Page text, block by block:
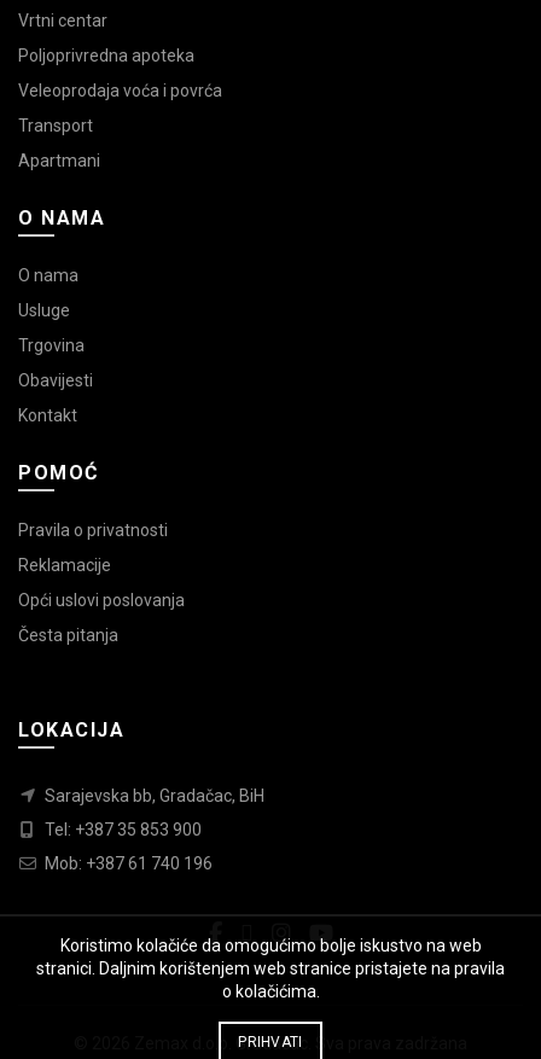
Vrtni centar
Poljoprivredna apoteka
Veleoprodaja voća i povrća
Transport
Apartmani
O NAMA
O nama
Usluge
Trgovina
Obavijesti
Kontakt
POMOĆ
Pravila o privatnosti
Reklamacije
Opći uslovi poslovanja
Česta pitanja
LOKACIJA
Sarajevska bb, Gradačac, BiH
Tel: +387 35 853 900
Mob: +387 61 740 196
Zemax d.o.o. Gradačac
Koristimo kolačiće da omogućimo bolje iskustvo na web
stranici. Daljnim korištenjem web stranice pristajete na pravila
o kolačićima.
PRIHVATI